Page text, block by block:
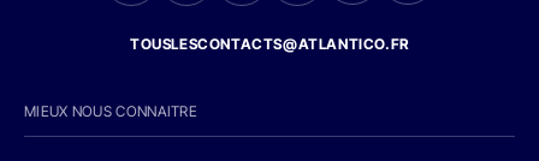
TOUSLESCONTACTS@ATLANTICO.FR
MIEUX NOUS CONNAITRE